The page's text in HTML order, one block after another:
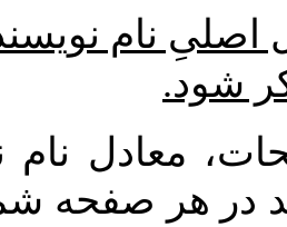
نام
شود.
معادل نام
در هر صفحه